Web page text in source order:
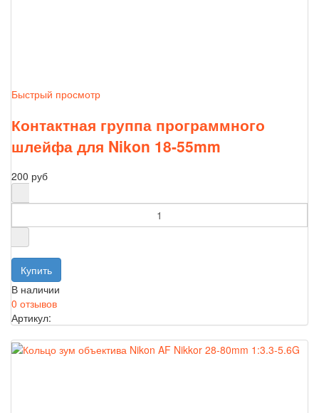
Быстрый просмотр
Контактная группа программного
шлейфа для Nikon 18-55mm
200 руб
В наличии
0 отзывов
Артикул: